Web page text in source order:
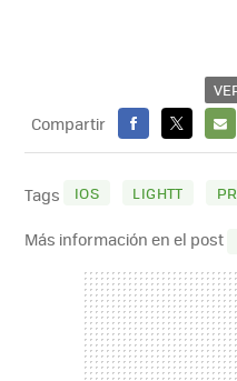
Compartir
FACEBOOK
X
E-
Tags IOS LIGHTT
Más información en el post